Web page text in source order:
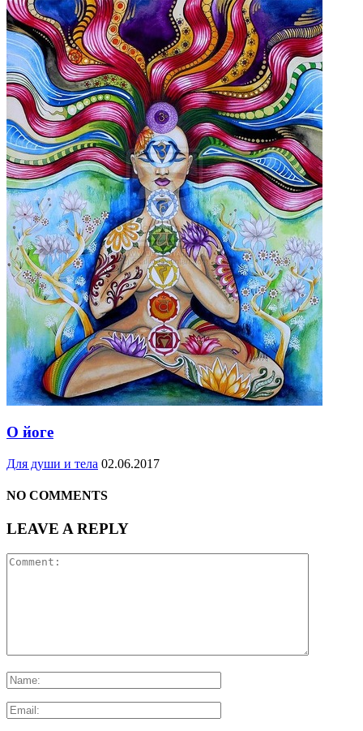
О йоге
Для души и тела 02.06.2017
NO COMMENTS
LEAVE A REPLY